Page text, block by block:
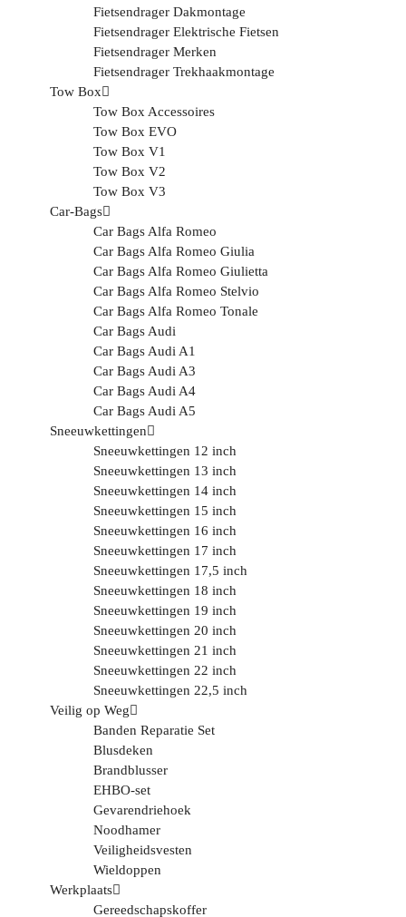
Fietsendrager Dakmontage
Fietsendrager Elektrische Fietsen
Fietsendrager Merken
Fietsendrager Trekhaakmontage
Tow Box
Tow Box Accessoires
Tow Box EVO
Tow Box V1
Tow Box V2
Tow Box V3
Car-Bags
Car Bags Alfa Romeo
Car Bags Alfa Romeo Giulia
Car Bags Alfa Romeo Giulietta
Car Bags Alfa Romeo Stelvio
Car Bags Alfa Romeo Tonale
Car Bags Audi
Car Bags Audi A1
Car Bags Audi A3
Car Bags Audi A4
Car Bags Audi A5
Sneeuwkettingen
Sneeuwkettingen 12 inch
Sneeuwkettingen 13 inch
Sneeuwkettingen 14 inch
Sneeuwkettingen 15 inch
Sneeuwkettingen 16 inch
Sneeuwkettingen 17 inch
Sneeuwkettingen 17,5 inch
Sneeuwkettingen 18 inch
Sneeuwkettingen 19 inch
Sneeuwkettingen 20 inch
Sneeuwkettingen 21 inch
Sneeuwkettingen 22 inch
Sneeuwkettingen 22,5 inch
Veilig op Weg
Banden Reparatie Set
Blusdeken
Brandblusser
EHBO-set
Gevarendriehoek
Noodhamer
Veiligheidsvesten
Wieldoppen
Werkplaats
Gereedschapskoffer